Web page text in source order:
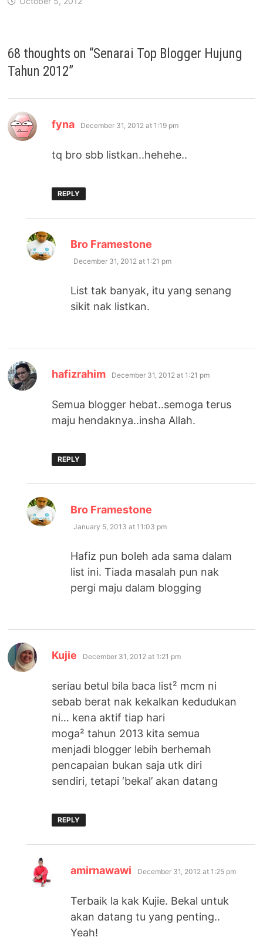
68 thoughts on “Senarai Top Blogger Hujung
Tahun 2012”
fyna says:
December 31, 2012 at 1:19 pm
tq bro sbb listkan..hehehe..
REPLY
Bro Framestone
December 31, 2012 at 1:21 pm
List tak banyak, itu yang senang
sikit nak listkan.
hafizrahim says:
December 31, 2012 at 1:21 pm
Semua blogger hebat..semoga terus
maju hendaknya..insha Allah.
REPLY
Bro Framestone
January 5, 2013 at 11:03 pm
Hafiz pun boleh ada sama dalam
list ini. Tiada masalah pun nak
pergi maju dalam blogging
Kujie says:
December 31, 2012 at 1:21 pm
seriau betul bila baca list² mcm ni
sebab berat nak kekalkan kedudukan
ni… kena aktif tiap hari
moga² tahun 2013 kita semua
menjadi blogger lebih berhemah
pencapaian bukan saja utk diri
sendiri, tetapi ‘bekal’ akan datang
REPLY
amirnawawi says:
December 31, 2012 at 1:25 pm
Terbaik la kak Kujie. Bekal untuk
akan datang tu yang penting..
Yeah!